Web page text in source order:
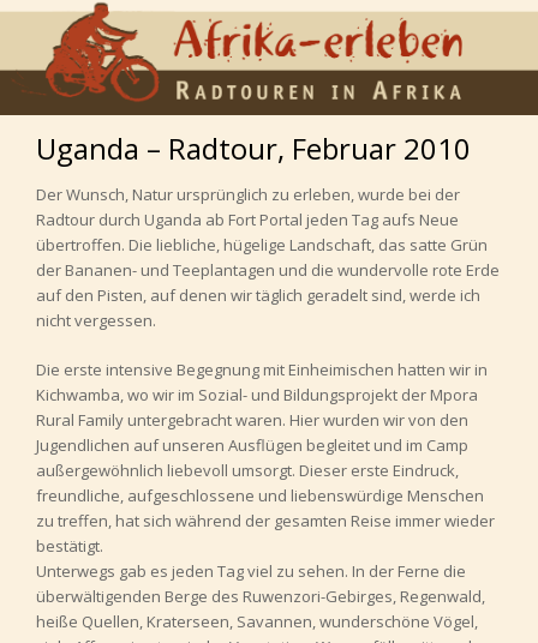
Uganda – Radtour, Februar 2010
Der Wunsch, Natur ursprünglich zu erleben, wurde bei der
Radtour durch Uganda ab Fort Portal jeden Tag aufs Neue
übertroffen. Die liebliche, hügelige Landschaft, das satte Grün
der Bananen- und Teeplantagen und die wundervolle rote Erde
auf den Pisten, auf denen wir täglich geradelt sind, werde ich
nicht vergessen.
Die erste intensive Begegnung mit Einheimischen hatten wir in
Kichwamba, wo wir im Sozial- und Bildungsprojekt der Mpora
Rural Family untergebracht waren. Hier wurden wir von den
Jugendlichen auf unseren Ausflügen begleitet und im Camp
außergewöhnlich liebevoll umsorgt. Dieser erste Eindruck,
freundliche, aufgeschlossene und liebenswürdige Menschen
zu treffen, hat sich während der gesamten Reise immer wieder
bestätigt.
Unterwegs gab es jeden Tag viel zu sehen. In der Ferne die
überwältigenden Berge des Ruwenzori-Gebirges, Regenwald,
heiße Quellen, Kraterseen, Savannen, wunderschöne Vögel,